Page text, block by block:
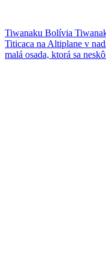
Tiwanaku Bolívia
Titicaca na Altiplane v
malá osada, ktorá sa